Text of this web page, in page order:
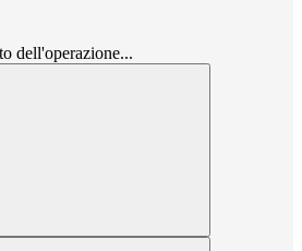
dell'operazione...